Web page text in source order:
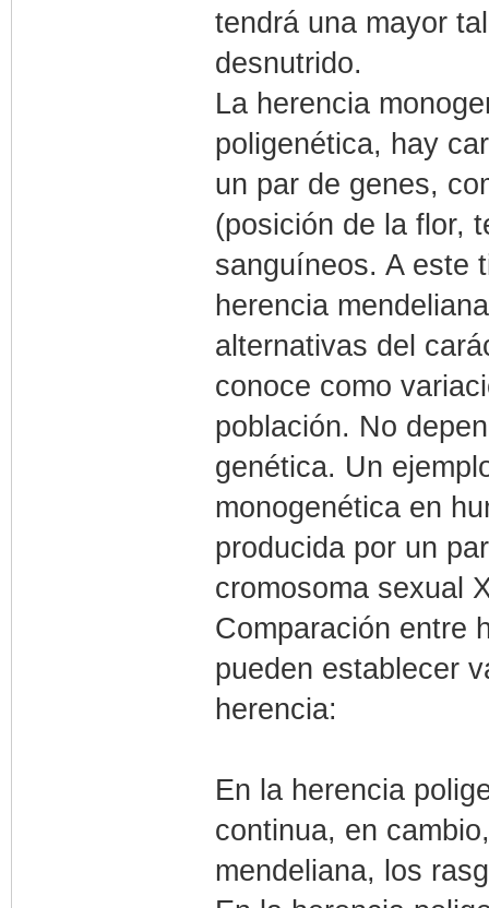
tendrá una mayor
desnutrido.
La herencia
poligenética, hay
un par de genes,
(posición de la flor,
sanguíneos. A este
herencia
alternativas del
conoce como
población. No
genética. Un
monogenética en
producida por un
cromosoma sexual
Comparación entre
pueden establecer
herencia:
En la herencia
continua, en
mendeliana, los